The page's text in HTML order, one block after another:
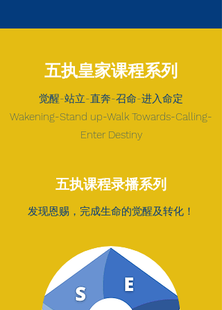
五执皇家课程系列
觉醒-站立-直奔-召命-进入命定
Wakening-Stand up-Walk Towards-Calling-
Enter Destiny
五执课程录播系列
发现恩赐，完成生命的觉醒及转化！